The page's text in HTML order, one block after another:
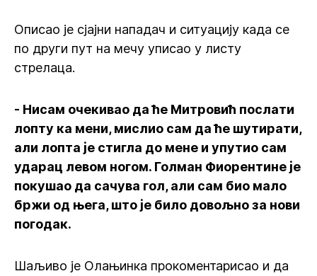
Описао је сјајни нападач и ситуацију када се
по други пут на мечу уписао у листу
стрелаца.
- Нисам очекивао да ће Митровић послати
лопту ка мени, мислио сам да ће шутирати,
али лопта је стигла до мене и упутио сам
ударац левом ногом. Голман Фиорентине је
покушао да сачува гол, али сам био мало
бржи од њега, што је било довољно за нови
погодак.
Шаљиво је Олањинка прокоментарисао и да